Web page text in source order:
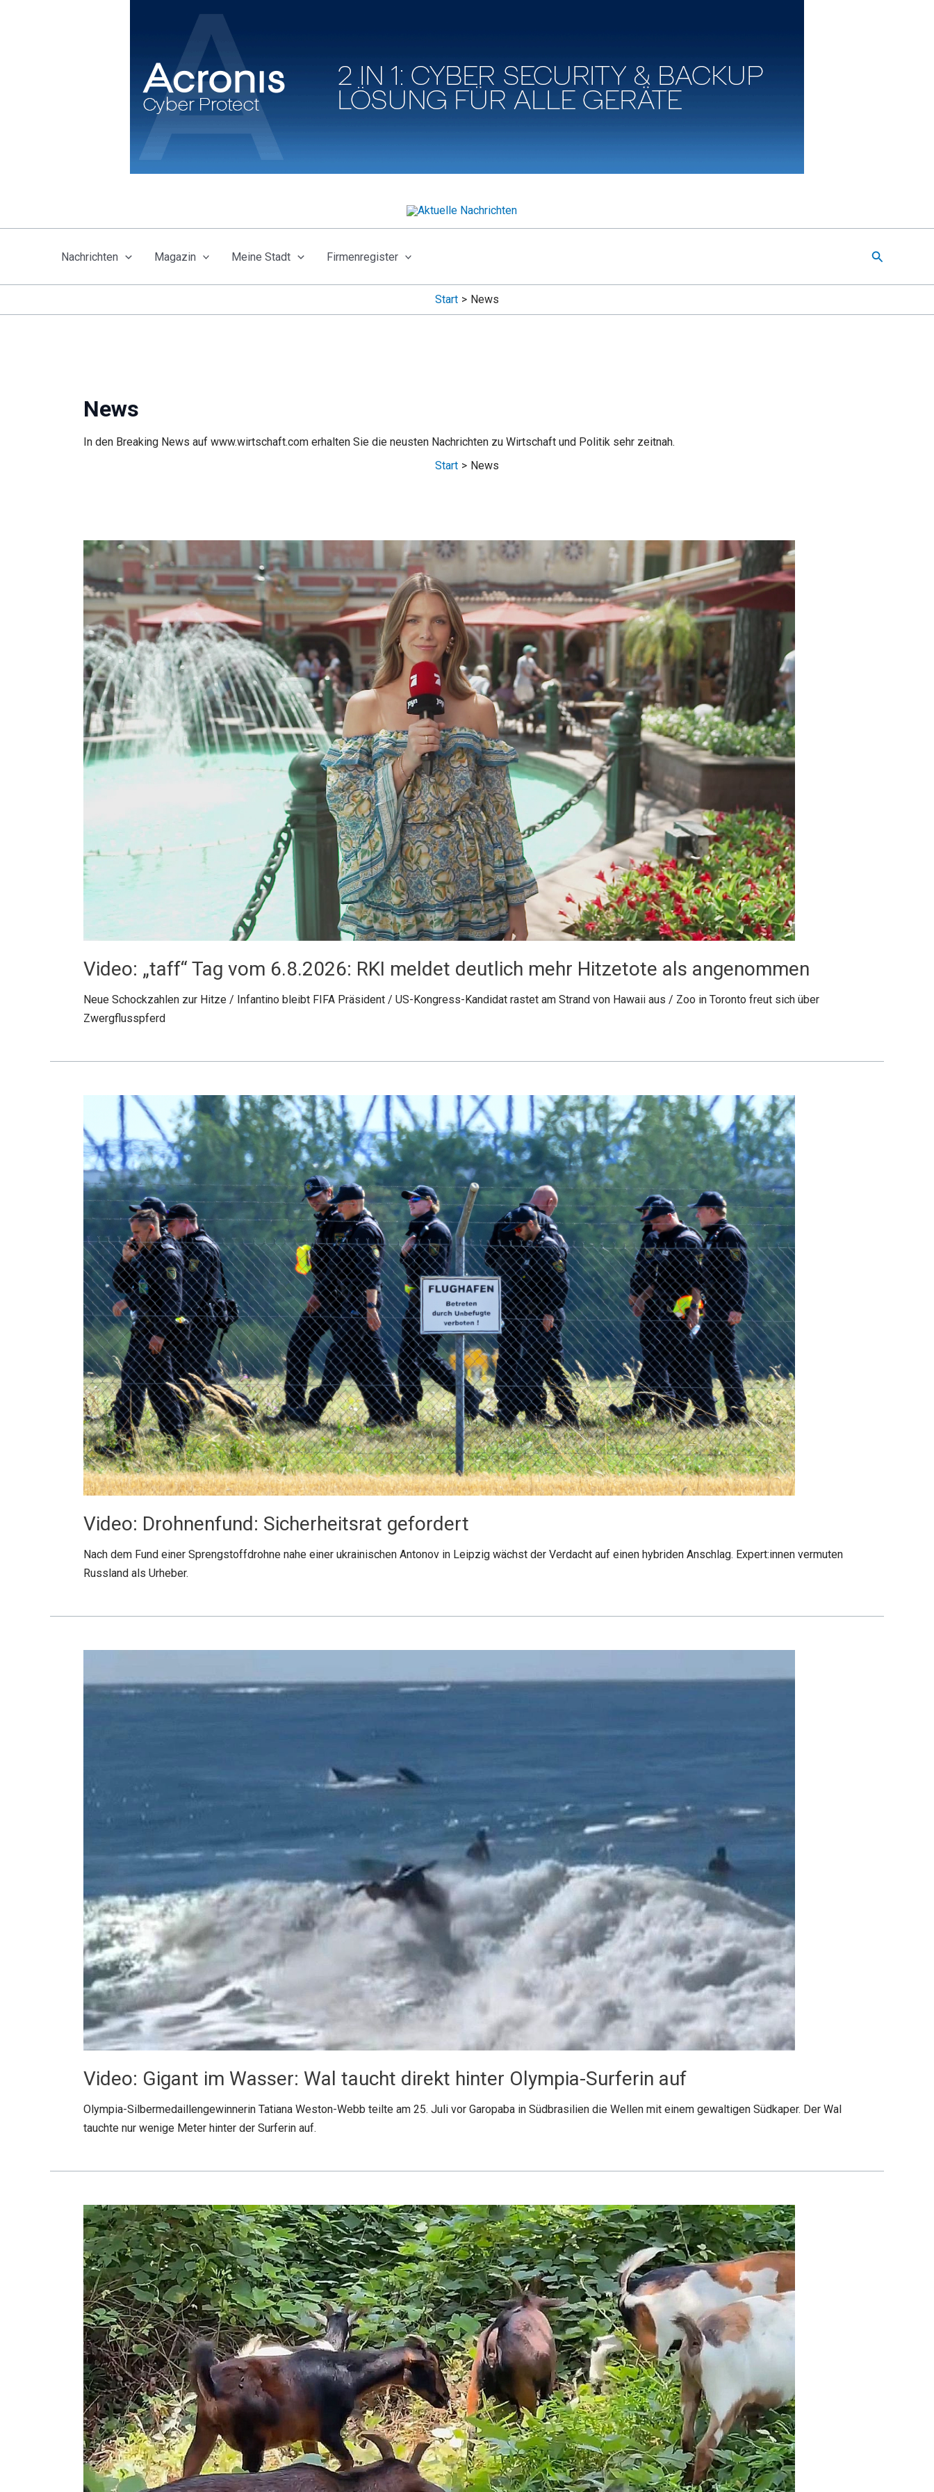
Nachrichten Magazin Meine Stadt Firmenregister Suchen
Start News
News
In den Breaking News auf www.wirtschaft.com erhalten Sie die neusten Nachrichten zu Wirtschaft und Politik sehr zeitnah.
Start
News
Video: „taff“ Tag vom 6.8.2026: RKI meldet deutlich mehr Hitzetote als angenommen
Neue Schockzahlen zur Hitze / Infantino bleibt FIFA Präsident / US-Kongress-Kandidat rastet am Strand von Hawaii aus / Zoo in Toronto freut sich über
Zwergflusspferd
Video: Drohnenfund: Sicherheitsrat gefordert
Nach dem Fund einer Sprengstoffdrohne nahe einer ukrainischen Antonov in Leipzig wächst der Verdacht auf einen hybriden Anschlag. Expert:innen vermuten
Russland als Urheber.
Video: Gigant im Wasser: Wal taucht direkt hinter Olympia-Surferin auf
Olympia-Silbermedaillengewinnerin Tatiana Weston-Webb teilte am 25. Juli vor Garopaba in Südbrasilien die Wellen mit einem gewaltigen Südkaper. Der Wal
tauchte nur wenige Meter hinter der Surferin auf.